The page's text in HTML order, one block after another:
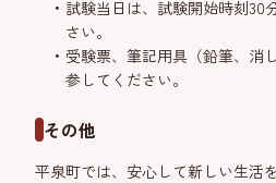
試験当日は、試験開始時刻30
さい。
受験票、筆記用具（鉛筆、消
参してください。
その他
平泉町では、安心して新しい生活